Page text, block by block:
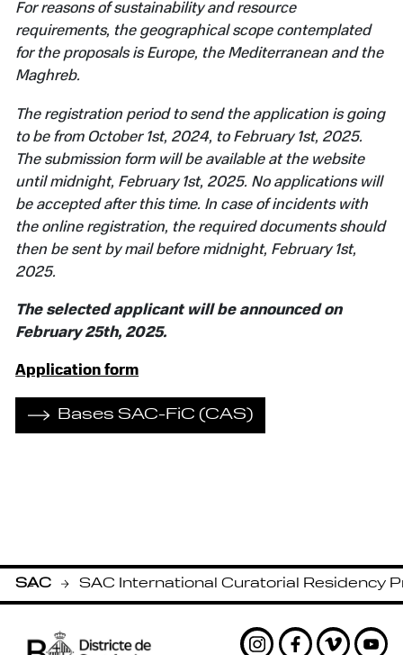
SAC
- SAC International Curatorial Residency
For reasons of sustainability and resource
requirements, the geographical scope contemplated
for the proposals is Europe, the Mediterranean and the
Maghreb.
The registration period to send the application is going
to be from October 1st, 2024, to February 1st, 2025.
The submission form will be available at the website
until midnight, February 1st, 2025. No applications will
be accepted after this time. In case of incidents with
the online registration, the required documents should
then be sent by mail before midnight, February 1st,
2025.
The selected applicant will be announced on
February 25th, 2025.
Application form
Bases SAC-FiC (CAS)